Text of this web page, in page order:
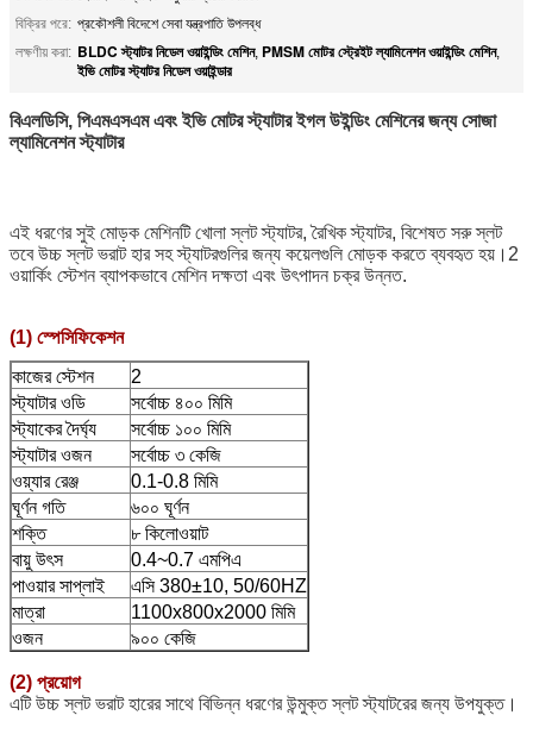
বিক্রির পরে: প্রকৌশলী বিদেশে সেবা যন্ত্রপাতি উপলব্ধ
লক্ষণীয় করা: BLDC স্ট্যাটর নিডেল ওয়াইন্ডিং মেশিন, PMSM মোটর স্ট্রেইট ল্যামিনেশন ওয়াইন্ডিং মেশিন,
ইভি মোটর স্ট্যাটর নিডেল ওয়াইন্ডার
বিএলডিসি, পিএমএসএম এবং ইভি মোটর স্ট্যাটার ইগল উইন্ডিং মেশিনের জন্য সোজা
ল্যামিনেশন স্ট্যাটার
এই ধরণের সুই মোড়ক মেশিনটি খোলা স্লট স্ট্যাটর, রৈখিক স্ট্যাটর, বিশেষত সরু স্লট
তবে উচ্চ স্লট ভরাট হার সহ স্ট্যাটরগুলির জন্য কয়েলগুলি মোড়ক করতে ব্যবহৃত হয়।2
ওয়ার্কিং স্টেশন ব্যাপকভাবে মেশিন দক্ষতা এবং উৎপাদন চক্র উন্নত.
(1) স্পেসিফিকেশন
কাজের স্টেশন
2
স্ট্যাটার ওডি
সর্বোচ্চ ৪০০ মিমি
স্ট্যাকের দৈর্ঘ্য
সর্বোচ্চ ১০০ মিমি
স্ট্যাটার ওজন
সর্বোচ্চ ৩ কেজি
ওয়্যার রেঞ্জ
0.1-0.8 মিমি
ঘূর্ণন গতি
৬০০ ঘূর্ণন
শক্তি
৮ কিলোওয়াট
বায়ু উৎস
0.4~0.7 এমপিএ
পাওয়ার সাপ্লাই
এসি 380±10, 50/60HZ
মাত্রা
1100x800x2000 মিমি
ওজন
৯০০ কেজি
(2) প্রয়োগ
এটি উচ্চ স্লট ভরাট হারের সাথে বিভিন্ন ধরণের উন্মুক্ত স্লট স্ট্যাটরের জন্য উপযুক্ত।